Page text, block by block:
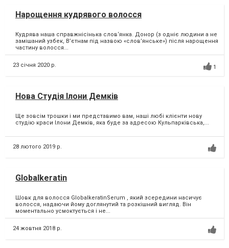
Нарощення кудрявого волосся
Кудрява наша справжнісінька слов‘янка. Донор (з одніє людини а не
замішаний узбек, В’єтнам під назвою «слов’янське») після нарощення
частину волосся...
23 січня 2020 р. 1
Нова Студія Ілони Демків
Ще зовсім трошки і ми представимо вам, наші любі клієнти нову
студію краси Ілони Демків, яка буде за адресою Кульпарківська,...
28 лютого 2019 р.
Globalkeratin
Шовк для волосся GlobalkeratinSerum , який зсередини насичує
волосся, надаючи йому доглянутий та розкішний вигляд. Він
моментально усмоктується і не...
24 жовтня 2018 р.